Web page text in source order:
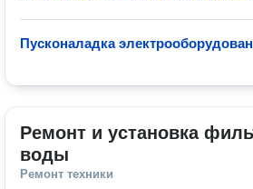
Пусконаладка
Ремонт и установка
воды
Ремонт техники